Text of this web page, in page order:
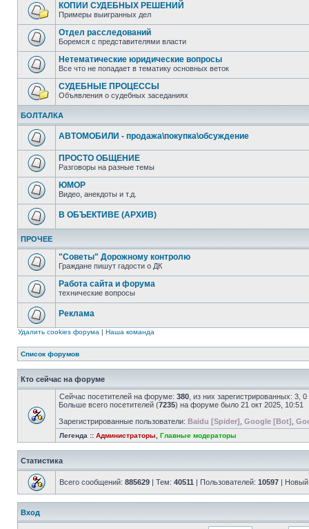
КОПИИ СУДЕБНЫХ РЕШЕНИЙ
Примеры выигранных дел
Отдел расследований
Боремся с представителями власти
Нетематические юридические вопросы
Все что не попадает в тематику основных веток
СУДЕБНЫЕ ПРОЦЕССЫ
Объявления о судебных заседаниях
БОЛТАЛКА
АВТОМОБИЛИ - продажа\покупка\обсуждение
ПРОСТО ОБЩЕНИЕ
Разговоры на разные темы
ЮМОР
Видео, анекдоты и т.д.
В ОБЪЕКТИВЕ (АРХИВ)
ПРОЧЕЕ
"Советы" Дорожному контролю
Граждане пишут гадости о ДК
Работа сайта и форума
технические вопросы
Реклама
Удалить cookies форума | Наша команда
Список форумов
Кто сейчас на форуме
Сейчас посетителей на форуме: 380 , из них зарегистрированных: 3,
Больше всего посетителей (7235) на форуме было 21 окт 2025, 10:51
Зарегистрированные пользователи: Baidu [Spider] Google [Bot]
Легенда :: Администраторы Главные модераторы
Статистика
Всего сообщений: 885629 | Тем: 40511 | Пользователей: 10597 | Новый
Вход